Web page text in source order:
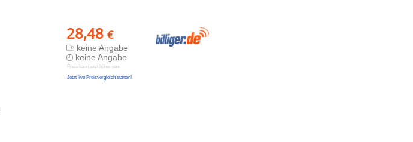
28,48 €
keine Angabe
keine Angabe
Preis kann jetzt höher sein
Jetzt live Preisvergleich starten!